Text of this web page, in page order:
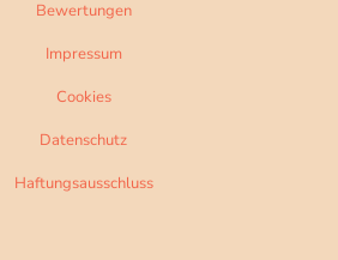
Bewertungen
Impressum
Cookies
Datenschutz
Haftungsausschluss